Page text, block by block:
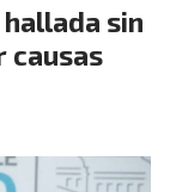
sin
causas